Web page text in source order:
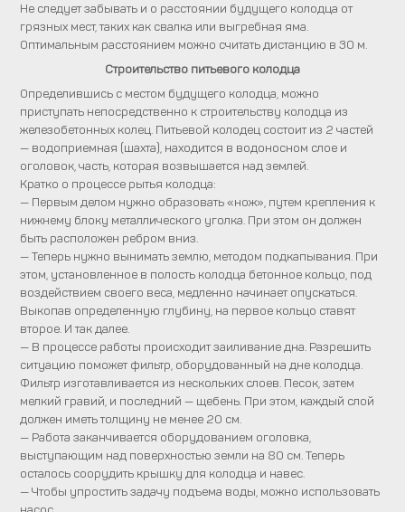
Не следует забывать и о расстоянии будущего колодца от
грязных мест, таких как свалка или выгребная яма.
Оптимальным расстоянием можно считать дистанцию в 30 м.
Строительство питьевого колодца
Определившись с местом будущего колодца, можно
приступать непосредственно к строительству колодца из
железобетонных колец. Питьевой колодец состоит из 2 частей
— водоприемная (шахта), находится в водоносном слое и
оголовок, часть, которая возвышается над землей.
Кратко о процессе рытья колодца:
— Первым делом нужно образовать «нож», путем крепления к
нижнему блоку металлического уголка. При этом он должен
быть расположен ребром вниз.
— Теперь нужно вынимать землю, методом подкапывания. При
этом, установленное в полость колодца бетонное кольцо, под
воздействием своего веса, медленно начинает опускаться.
Выкопав определенную глубину, на первое кольцо ставят
второе. И так далее.
— В процессе работы происходит заиливание дна. Разрешить
ситуацию поможет фильтр, оборудованный на дне колодца.
Фильтр изготавливается из нескольких слоев. Песок, затем
мелкий гравий, и последний — щебень. При этом, каждый слой
должен иметь толщину не менее 20 см.
— Работа заканчивается оборудованием оголовка,
выступающим над поверхностью земли на 80 см. Теперь
осталось соорудить крышку для колодца и навес.
— Чтобы упростить задачу подъема воды, можно использовать
насос.